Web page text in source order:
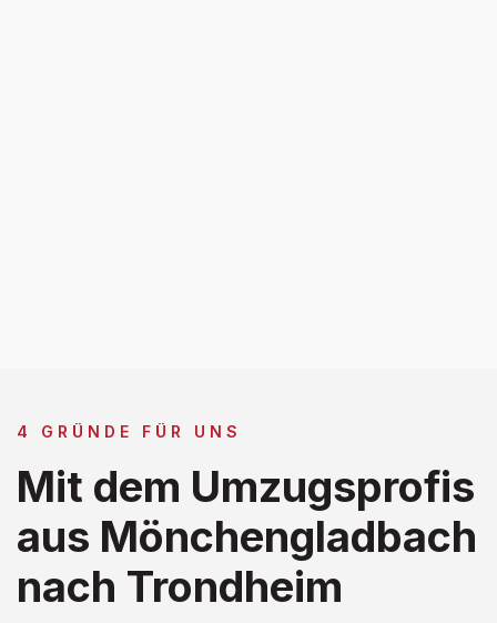
4 GRÜNDE FÜR UNS
Mit dem Umzugsprofis
aus Mönchengladbach
nach Trondheim